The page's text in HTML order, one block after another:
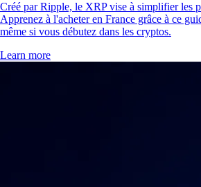
Créé par Ripple, le XRP vise à simplifier les
Apprenez à l'acheter en France grâce à ce
même si vous débutez dans les cryptos.
Learn more